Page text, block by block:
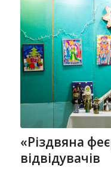
«Різдвяна
відвідувачів